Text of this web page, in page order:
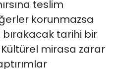
teslim
korunmazsa
bırakacak tarihi bir
mirasa zarar